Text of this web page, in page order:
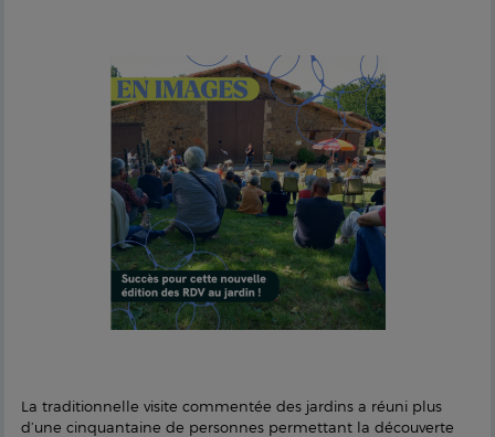
La traditionnelle visite commentée des jardins a réuni plus
d’une cinquantaine de personnes permettant la découverte